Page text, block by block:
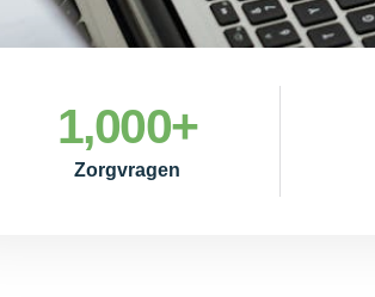
Zorgvragen
1,000+